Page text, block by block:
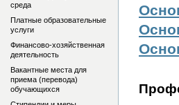
среда
Платные образовательные
услуги
Финансово-хозяйственная
деятельность
Вакантные места для
приема (перевода)
обучающихся